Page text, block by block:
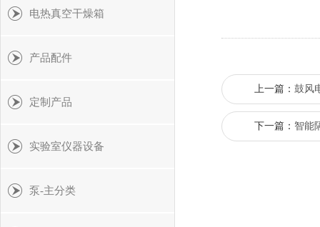
上一篇： 鼓风
下一篇： 智能
电热真空干燥箱
产品配件
定制产品
实验室仪器设备
泵-主分类